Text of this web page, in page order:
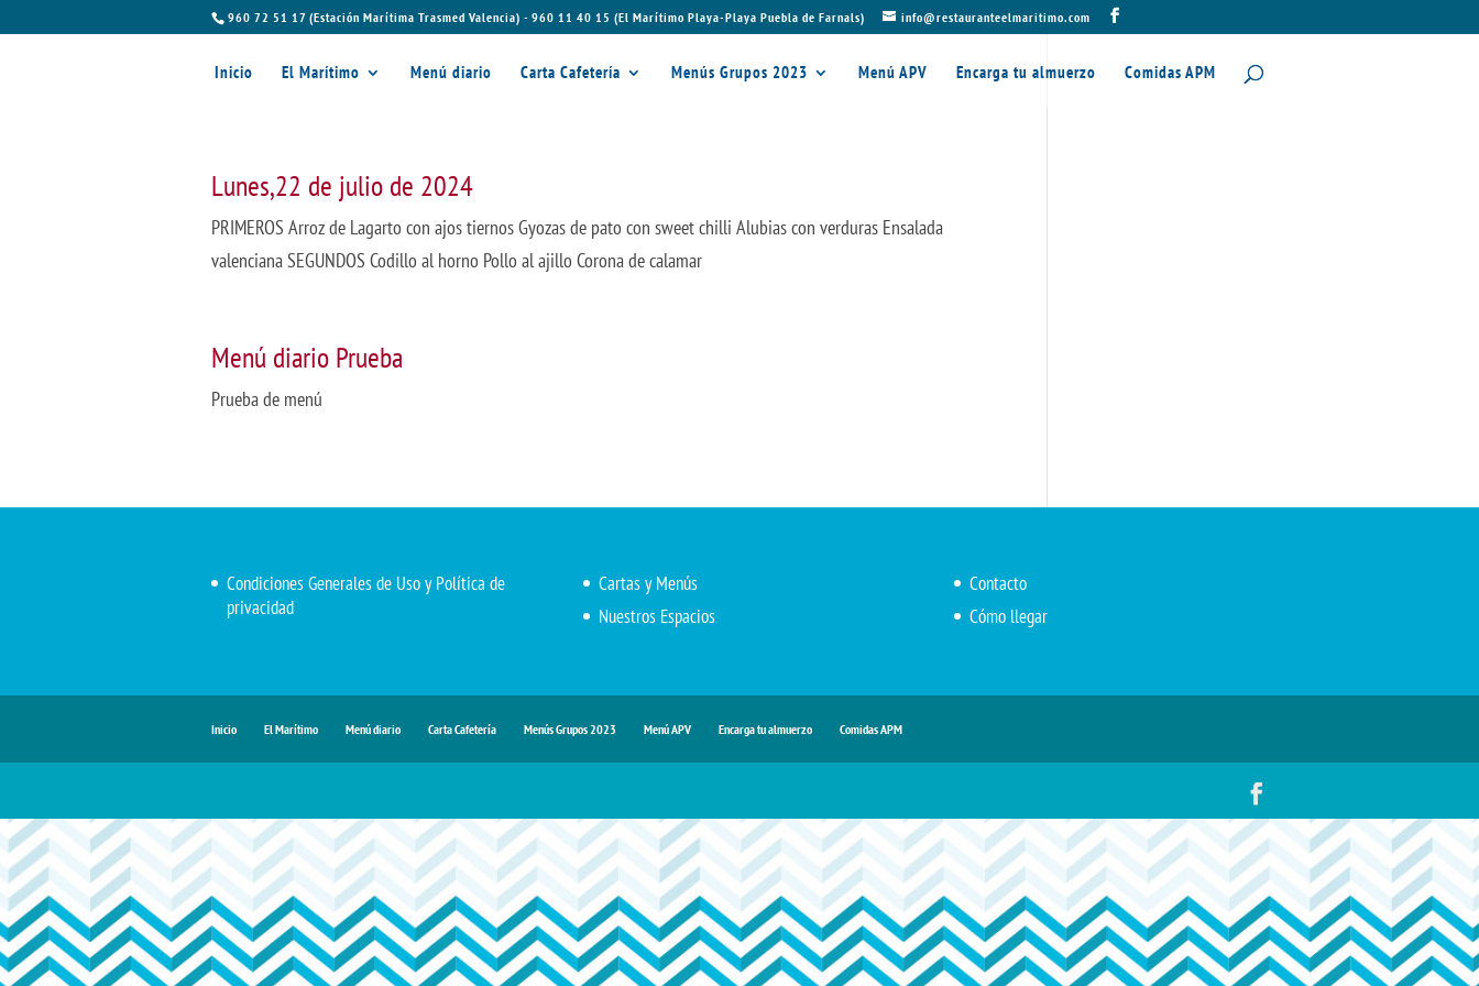
960 72 51 17 (Estación Marítima Trasmed Valencia) - 960 11 40 15 (El Marítimo Playa-Playa Puebla de Farnals) info@restauranteelmaritimo.com
Inicio El Marítimo Menú diario Carta Cafetería Menús Grupos 2023 Menú APV Encarga tu almuerzo Comidas APM
Lunes,22 de julio de 2024
PRIMEROS Arroz de Lagarto con ajos tiernos Gyozas de pato con sweet chilli Alubias con verduras Ensalada
valenciana SEGUNDOS Codillo al horno Pollo al ajillo Corona de calamar
Menú diario Prueba
Prueba de menú
Condiciones Generales de Uso y Política de
privacidad
Cartas y Menús
Nuestros Espacios
Contacto
Cómo llegar
Inicio El Marítimo Menú diario Carta Cafetería Menús Grupos 2023 Menú APV Encarga tu almuerzo Comidas APM